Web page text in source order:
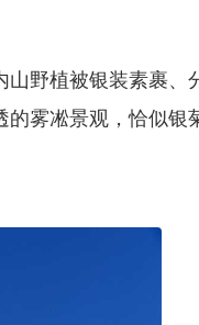
山野植被银装素裹、
的雾凇景观，恰似银